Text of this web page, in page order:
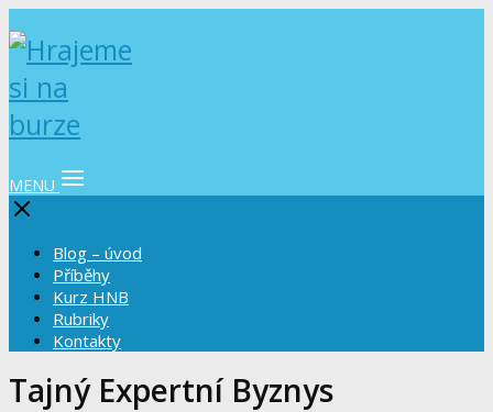
MENU
Blog – úvod
Příběhy
Kurz HNB
Rubriky
Kontakty
Tajný Expertní Byznys